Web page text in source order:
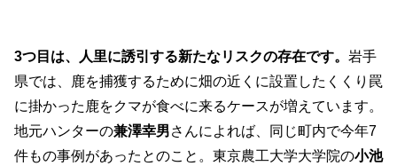
3つ目は、人里に誘引する新たなリスクの存在です。 岩手
県では、鹿を捕獲するために畑の近くに設置したくくり罠
に掛かった鹿をクマが食べに来るケースが増えています。
地元ハンターの兼澤幸男さんによれば、同じ町内で今年7
件もの事例があったとのこと。東京農工大学大学院の小池